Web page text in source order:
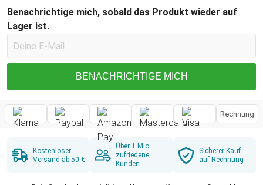
Benachrichtige mich, sobald das Produkt wieder auf
Lager ist.
BENACHRICHTIGE MICH
Rechnung
Kostenloser
Versand ab 50 €
Über 1 Mio.
zufriedene
Kunden
Sicherer Kauf
auf Rechnung